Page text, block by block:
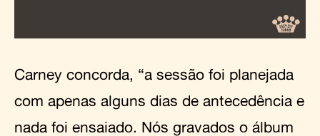
Carney concorda, “a sessão foi planejada
com apenas alguns dias de antecedência e
nada foi ensaiado. Nós gravados o álbum